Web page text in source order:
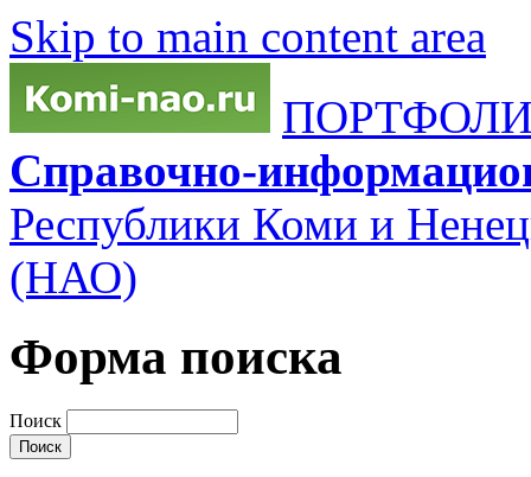
Skip to main content area
Справочно-
Республики Коми и
(НАО)
Форма поиска
Поиск